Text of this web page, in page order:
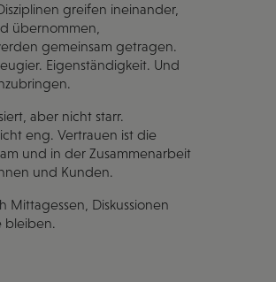
greifen ineinander,
übernommen,
gemeinsam getragen.
Eigenständigkeit. Und
aber nicht starr.
eng. Vertrauen ist die
und in der Zusammenarbeit
und Kunden.
Mittagessen, Diskussionen
bleiben.